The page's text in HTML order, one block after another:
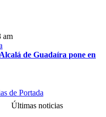
am
de Guadaíra pone en
de Portada
Últimas noticias